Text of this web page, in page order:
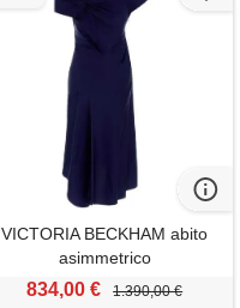
VICTORIA BECKHAM abito
asimmetrico
834,00 € 1.390,00 €